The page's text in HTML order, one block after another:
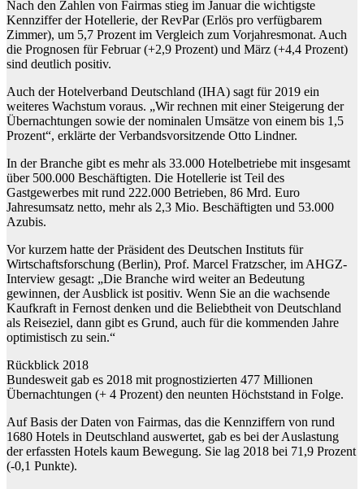
Nach den Zahlen von Fairmas stieg im Januar die wichtigste
Kennziffer der Hotellerie, der RevPar (Erlös pro verfügbarem
Zimmer), um 5,7 Prozent im Vergleich zum Vorjahresmonat. Auch
die Prognosen für Februar (+2,9 Prozent) und März (+4,4 Prozent)
sind deutlich positiv.
Auch der Hotelverband Deutschland (IHA) sagt für 2019 ein
weiteres Wachstum voraus. „Wir rechnen mit einer Steigerung der
Übernachtungen sowie der nominalen Umsätze von einem bis 1,5
Prozent“, erklärte der Verbandsvorsitzende Otto Lindner.
In der Branche gibt es mehr als 33.000 Hotelbetriebe mit insgesamt
über 500.000 Beschäftigten. Die Hotellerie ist Teil des
Gastgewerbes mit rund 222.000 Betrieben, 86 Mrd. Euro
Jahresumsatz netto, mehr als 2,3 Mio. Beschäftigten und 53.000
Azubis.
Vor kurzem hatte der Präsident des Deutschen Instituts für
Wirtschaftsforschung (Berlin), Prof. Marcel Fratzscher, im AHGZ-
Interview gesagt: „Die Branche wird weiter an Bedeutung
gewinnen, der Ausblick ist positiv. Wenn Sie an die wachsende
Kaufkraft in Fernost denken und die Beliebtheit von Deutschland
als Reiseziel, dann gibt es Grund, auch für die kommenden Jahre
optimistisch zu sein.“
Rückblick 2018
Bundesweit gab es 2018 mit prognostizierten 477 Millionen
Übernachtungen (+ 4 Prozent) den neunten Höchststand in Folge.
Auf Basis der Daten von Fairmas, das die Kennziffern von rund
1680 Hotels in Deutschland auswertet, gab es bei der Auslastung
der erfassten Hotels kaum Bewegung. Sie lag 2018 bei 71,9 Prozent
(-0,1 Punkte).